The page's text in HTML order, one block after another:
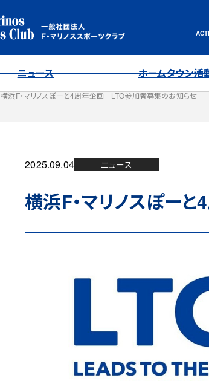
ニュース ホームタウン活
横浜F・マリノスぽーと4周年企画 LTO参加者募集のお知らせ
2025.09.04 ニュース
横浜F・マリノスぽー